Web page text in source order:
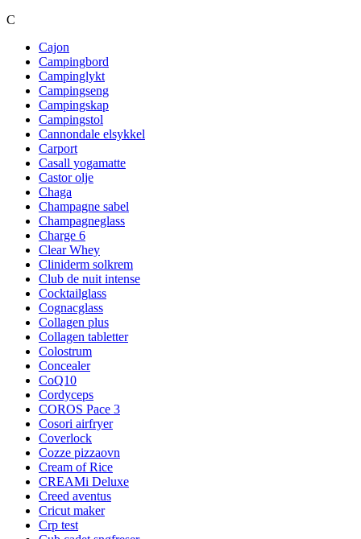
C
Cajon
Campingbord
Campinglykt
Campingseng
Campingskap
Campingstol
Cannondale elsykkel
Carport
Casall yogamatte
Castor olje
Chaga
Champagne sabel
Champagneglass
Charge 6
Clear Whey
Cliniderm solkrem
Club de nuit intense
Cocktailglass
Cognacglass
Collagen plus
Collagen tabletter
Colostrum
Concealer
CoQ10
Cordyceps
COROS Pace 3
Cosori airfryer
Coverlock
Cozze pizzaovn
Cream of Rice
CREAMi Deluxe
Creed aventus
Cricut maker
Crp test